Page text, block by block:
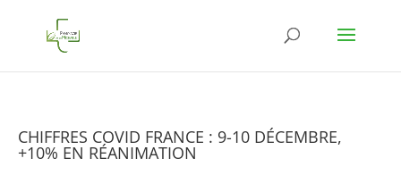
CHIFFRES COVID FRANCE : 9-10 DÉCEMBRE,
+10% EN RÉANIMATION